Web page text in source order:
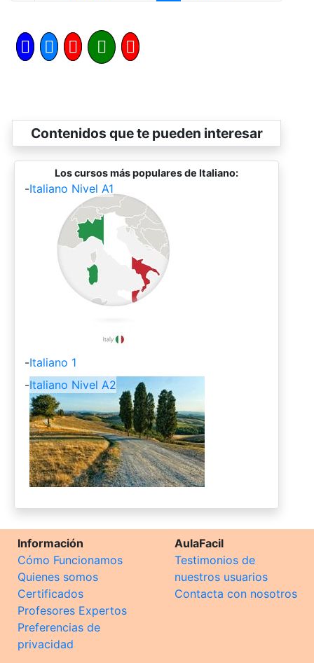
Contenidos que te pueden interesar
Los cursos más populares de Italiano:
-Italiano Nivel A1
-Italiano 1
-Italiano Nivel A2
Información
Cómo Funcionamos
Quienes somos
Certificados
Profesores Expertos
Preferencias de
privacidad
AulaFacil
Testimonios de
nuestros usuarios
Contacta con nosotros